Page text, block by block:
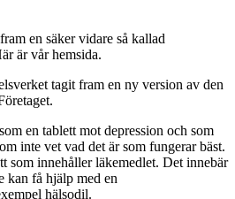
en säker vidare så kallad
är vår hemsida.
tagit fram en ny version av den
en tablett mot depression och som
inte vet vad det är som fungerar bäst.
som innehåller läkemedlet. Det innebär
kan få hjälp med en
hälsodil.